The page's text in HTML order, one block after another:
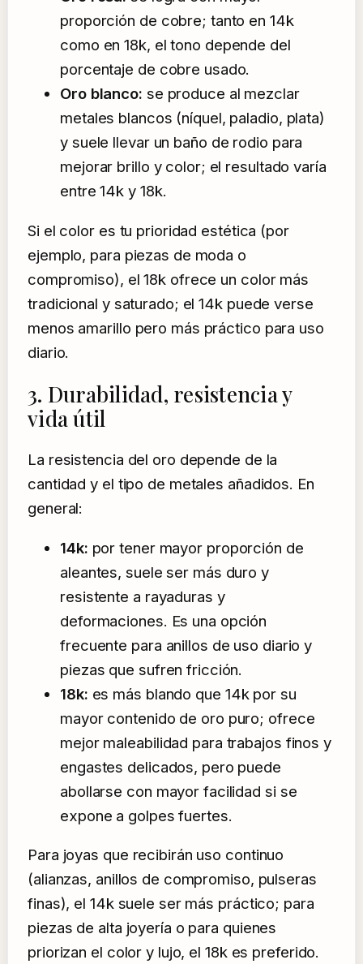
proporción de cobre; tanto en 14k
como en 18k, el tono depende del
porcentaje de cobre usado.
Oro blanco: se produce al mezclar
metales blancos (níquel, paladio, plata)
y suele llevar un baño de rodio para
mejorar brillo y color; el resultado varía
entre 14k y 18k.
Si el color es tu prioridad estética (por
ejemplo, para piezas de moda o
compromiso), el 18k ofrece un color más
tradicional y saturado; el 14k puede verse
menos amarillo pero más práctico para uso
diario.
3. Durabilidad, resistencia y
vida útil
La resistencia del oro depende de la
cantidad y el tipo de metales añadidos. En
general:
14k: por tener mayor proporción de
aleantes, suele ser más duro y
resistente a rayaduras y
deformaciones. Es una opción
frecuente para anillos de uso diario y
piezas que sufren fricción.
18k: es más blando que 14k por su
mayor contenido de oro puro; ofrece
mejor maleabilidad para trabajos finos y
engastes delicados, pero puede
abollarse con mayor facilidad si se
expone a golpes fuertes.
Para joyas que recibirán uso continuo
(alianzas, anillos de compromiso, pulseras
finas), el 14k suele ser más práctico; para
piezas de alta joyería o para quienes
priorizan el color y lujo, el 18k es preferido.